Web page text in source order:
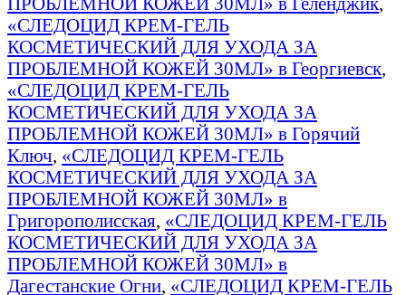
«СЛЕДОЦИД КРЕМ-ГЕЛЬ
КОСМЕТИЧЕСКИЙ ДЛЯ УХОДА ЗА
ПРОБЛЕМНОЙ КОЖЕЙ 30МЛ» в Георгиевск,
«СЛЕДОЦИД КРЕМ-ГЕЛЬ
КОСМЕТИЧЕСКИЙ ДЛЯ УХОДА ЗА
ПРОБЛЕМНОЙ КОЖЕЙ 30МЛ» в Горячий
Ключ, «СЛЕДОЦИД КРЕМ-ГЕЛЬ
КОСМЕТИЧЕСКИЙ ДЛЯ УХОДА ЗА
ПРОБЛЕМНОЙ КОЖЕЙ 30МЛ» в
Григорополисская, «СЛЕДОЦИД КРЕМ-ГЕЛЬ
КОСМЕТИЧЕСКИЙ ДЛЯ УХОДА ЗА
ПРОБЛЕМНОЙ КОЖЕЙ 30МЛ» в
Дагестанские Огни, «СЛЕДОЦИД КРЕМ-ГЕЛЬ